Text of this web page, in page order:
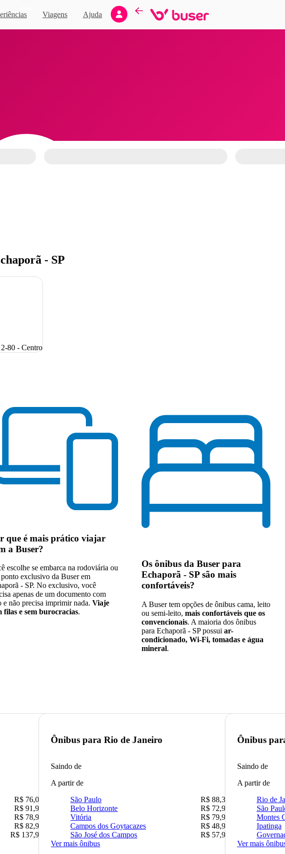
Viagens Ajuda
- SP
80 - Centro
que é mais prático viajar
a Buser?
escolhe se embarca na rodoviária ou
exclusivo da Buser em
- SP. No exclusivo, você
apenas de um documento com
e não precisa imprimir nada. Viaje
filas e sem burocracias.
Os ônibus da Buser para
Echaporã - SP são mais
confortáveis?
A Buser tem opções de ônibus cama, leito
ou semi-leito, mais confortáveis que os
convencionais. A maioria dos ônibus
para Echaporã - SP possui ar-
condicionado, Wi-Fi, tomadas e água
mineral.
R$ 76,09
R$ 91,90
R$ 78,90
R$ 82,90
R$ 137,90
Ônibus paraRio de Janeiro
Saindo de
A partir de
São Paulo
R$ 88,36
Belo Horizonte
R$ 72,90
Vitória
R$ 79,90
Campos dos Goytacazes
R$ 48,90
São José dos Campos
R$ 57,90
Ver mais ônibus
Ônibus
Saindo de
A partir de
Rio de
São
Montes
Ipatinga
Ver mais